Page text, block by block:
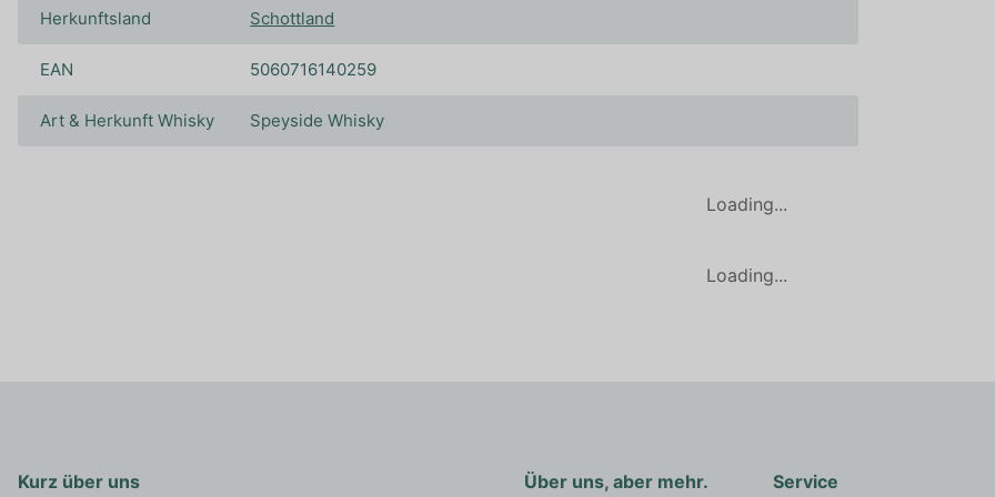
Herkunftsland Schottland
EAN 5060716140259
Art & Herkunft Whisky Speyside Whisky
Loading...
Loading...
Kurz über uns Über uns, aber mehr. Service